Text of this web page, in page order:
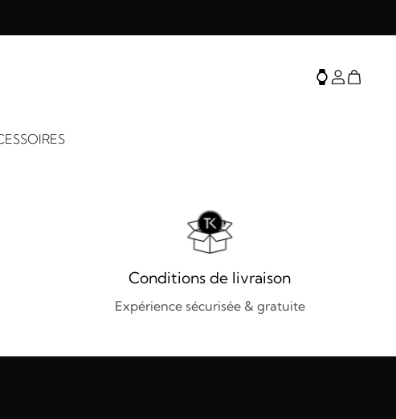
Conditions de livraison
Expérience sécurisée & gratuite